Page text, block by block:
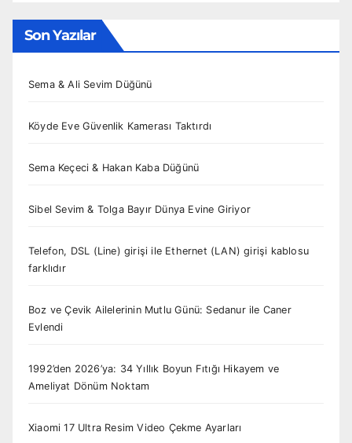
Son Yazılar
Sema & Ali Sevim Düğünü
Köyde Eve Güvenlik Kamerası Taktırdı
Sema Keçeci & Hakan Kaba Düğünü
Sibel Sevim & Tolga Bayır Dünya Evine Giriyor
Telefon, DSL (Line) girişi ile Ethernet (LAN) girişi kablosu
farklıdır
Boz ve Çevik Ailelerinin Mutlu Günü: Sedanur ile Caner
Evlendi
1992’den 2026’ya: 34 Yıllık Boyun Fıtığı Hikayem ve
Ameliyat Dönüm Noktam
Xiaomi 17 Ultra Resim Video Çekme Ayarları